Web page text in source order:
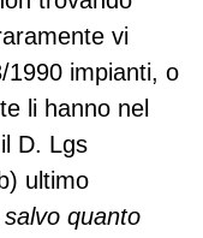
vi
1990 impianti, o
li hanno nel
D. Lgs
ultimo
quanto